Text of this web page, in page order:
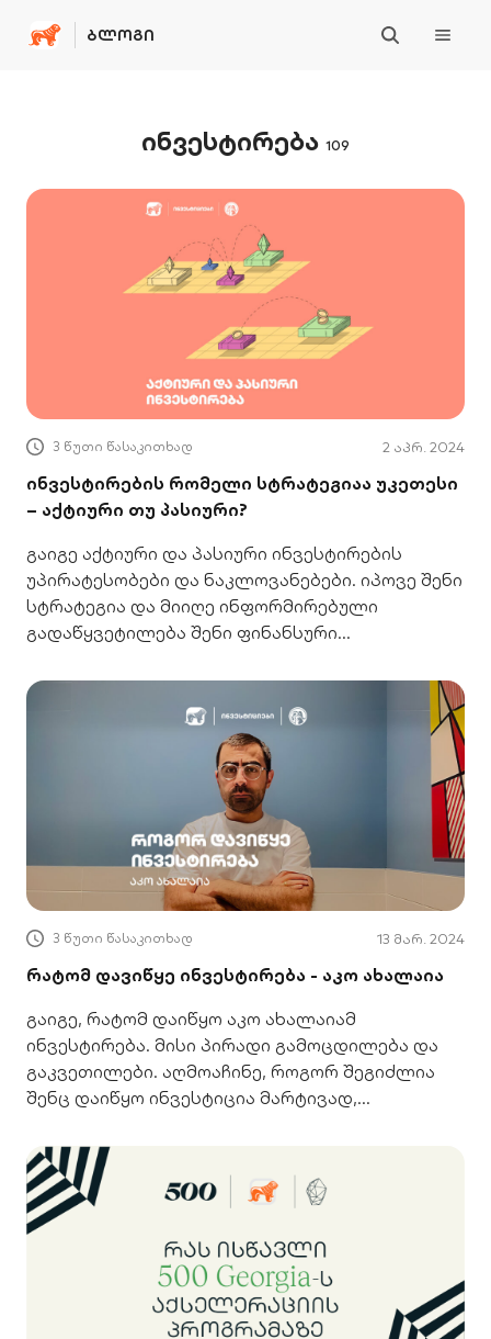
ᲑᲚᲝᲒᲘ
ინვესტირება 109
3 წუთი წასაკითხად 2 აპრ. 2024
ინვესტირების რომელი სტრატეგიაა უკეთესი
– აქტიური თუ პასიური?
გაიგე აქტიური და პასიური ინვესტირების
უპირატესობები და ნაკლოვანებები. იპოვე შენი
სტრატეგია და მიიღე ინფორმირებული
გადაწყვეტილება შენი ფინანსური
3 წუთი წასაკითხად 13 მარ. 2024
რატომ დავიწყე ინვესტირება - აკო ახალაია
გაიგე, რატომ დაიწყო აკო ახალაიამ
ინვესტირება. მისი პირადი გამოცდილება და
გაკვეთილები. აღმოაჩინე, როგორ შეგიძლია
შენც დაიწყო ინვესტიცია მარტივად,